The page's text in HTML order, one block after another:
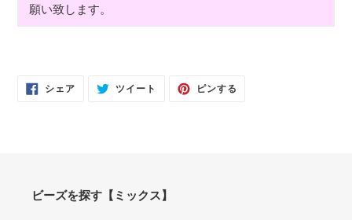
願い致します。
シェアFACEBOOKツイート
TWITTERピンする
ビーズを探す【ミックス】